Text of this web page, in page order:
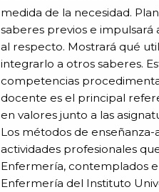
medida de la necesidad.
saberes previos e
al respecto. Mostrará qué
integrarlo a otros saberes.
competencias
docente es el principal
en valores junto a las
Los métodos de
actividades profesionales
Enfermería, contemplados
Enfermería del Instituto